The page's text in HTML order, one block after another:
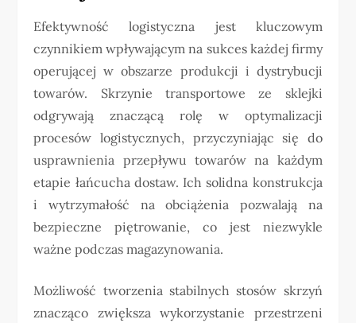
Efektywność logistyczna jest kluczowym
czynnikiem wpływającym na sukces każdej firmy
operującej w obszarze produkcji i dystrybucji
towarów. Skrzynie transportowe ze sklejki
odgrywają znaczącą rolę w optymalizacji
procesów logistycznych, przyczyniając się do
usprawnienia przepływu towarów na każdym
etapie łańcucha dostaw. Ich solidna konstrukcja
i wytrzymałość na obciążenia pozwalają na
bezpieczne piętrowanie, co jest niezwykle
ważne podczas magazynowania.
Możliwość tworzenia stabilnych stosów skrzyń
znacząco zwiększa wykorzystanie przestrzeni